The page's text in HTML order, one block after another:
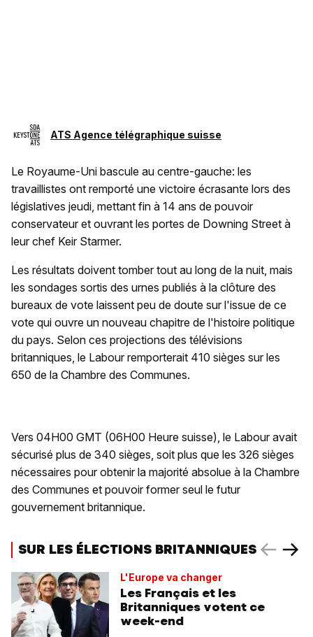
ATS Agence télégraphique suisse
Le Royaume-Uni bascule au centre-gauche: les
travaillistes ont remporté une victoire écrasante lors des
législatives jeudi, mettant fin à 14 ans de pouvoir
conservateur et ouvrant les portes de Downing Street à
leur chef Keir Starmer.
Les résultats doivent tomber tout au long de la nuit, mais
les sondages sortis des urnes publiés à la clôture des
bureaux de vote laissent peu de doute sur l'issue de ce
vote qui ouvre un nouveau chapitre de l'histoire politique
du pays. Selon ces projections des télévisions
britanniques, le Labour remporterait 410 sièges sur les
650 de la Chambre des Communes.
Vers 04H00 GMT (06H00 Heure suisse), le Labour avait
sécurisé plus de 340 sièges, soit plus que les 326 sièges
nécessaires pour obtenir la majorité absolue à la Chambre
des Communes et pouvoir former seul le futur
gouvernement britannique.
SUR LES ÉLECTIONS BRITANNIQUES
L'Europe va changer
Les Français et les
Britanniques votent ce
week-end